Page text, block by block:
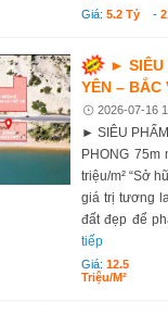
Giá:5.2 Tỷ -
► SIÊU
YÊN – BẮC
2026-07-16
► SIÊU
PHONG 75m
triệu/m² “Sở
giá trị tương
đất đẹp để
tiếp
Giá:12.5
Triệu/m²